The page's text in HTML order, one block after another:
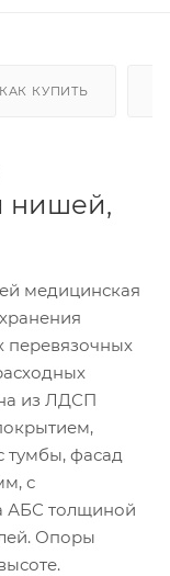
КАК КУПИТЬ
нишей,
медицинская
перевязочных
из ЛДСП
тумбы, фасад
с
АБС толщиной
Опоры